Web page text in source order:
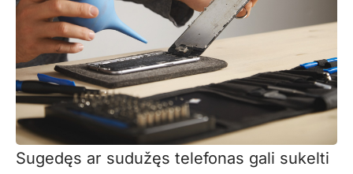
Sugedęs ar sudužęs telefonas gali sukelti